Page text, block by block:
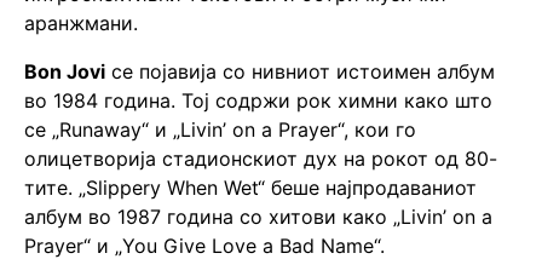
аранжмани.
Bon Jovi се појавија со нивниот истоимен албум
во 1984 година. Тој содржи рок химни како што
се „Runaway“ и „Livin’ on a Prayer“, кои го
олицетворија стадионскиот дух на рокот од 80-
тите. „Slippery When Wet“ беше најпродаваниот
албум во 1987 година со хитови како „Livin’ on a
Prayer“ и „You Give Love a Bad Name“.